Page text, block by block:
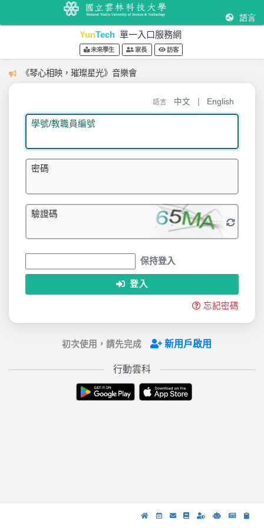
語言
YunTech 單一入口服務網
未來學生 家長 訪客
《琴心相映，璀璨星光》音樂會
語言 中文 English
學號/教職員編號
密碼
驗證碼
保持登入
登入
忘記密碼
初次使用，請先完成 新用戶啟用
行動雲科